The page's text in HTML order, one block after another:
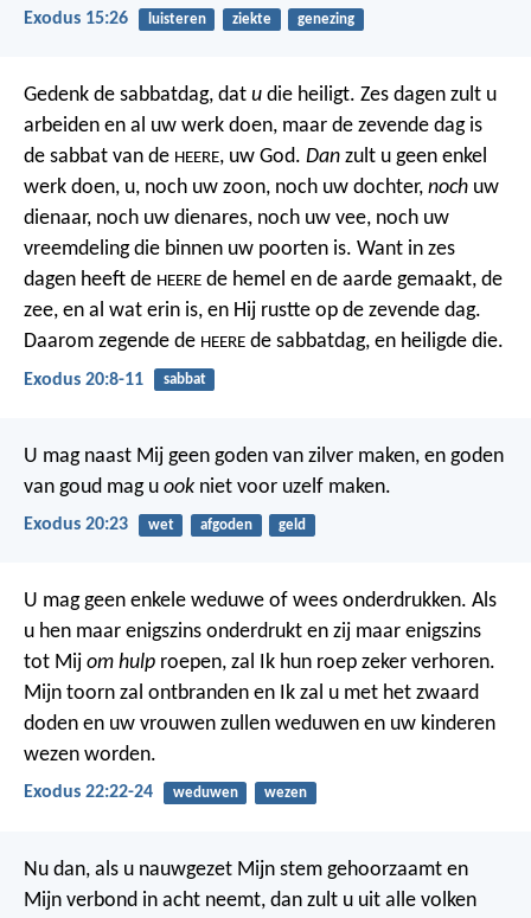
Exodus 15:26 luisteren ziekte genezing
Gedenk de sabbatdag, dat u die heiligt. Zes dagen zult u
arbeiden en al uw werk doen, maar de zevende dag is
de sabbat van de HEERE, uw God. Dan zult u geen enkel
werk doen, u, noch uw zoon, noch uw dochter, noch uw
dienaar, noch uw dienares, noch uw vee, noch uw
vreemdeling die binnen uw poorten is. Want in zes
dagen heeft de HEERE de hemel en de aarde gemaakt, de
zee, en al wat erin is, en Hij rustte op de zevende dag.
Daarom zegende de HEERE de sabbatdag, en heiligde die.
Exodus 20:8-11 sabbat
U mag naast Mij geen goden van zilver maken, en goden
van goud mag u ook niet voor uzelf maken.
Exodus 20:23 wet afgoden geld
U mag geen enkele weduwe of wees onderdrukken. Als
u hen maar enigszins onderdrukt en zij maar enigszins
tot Mij om hulp roepen, zal Ik hun roep zeker verhoren.
Mijn toorn zal ontbranden en Ik zal u met het zwaard
doden en uw vrouwen zullen weduwen en uw kinderen
wezen worden.
Exodus 22:22-24 weduwen wezen
Nu dan, als u nauwgezet Mijn stem gehoorzaamt en
Mijn verbond in acht neemt, dan zult u uit alle volken